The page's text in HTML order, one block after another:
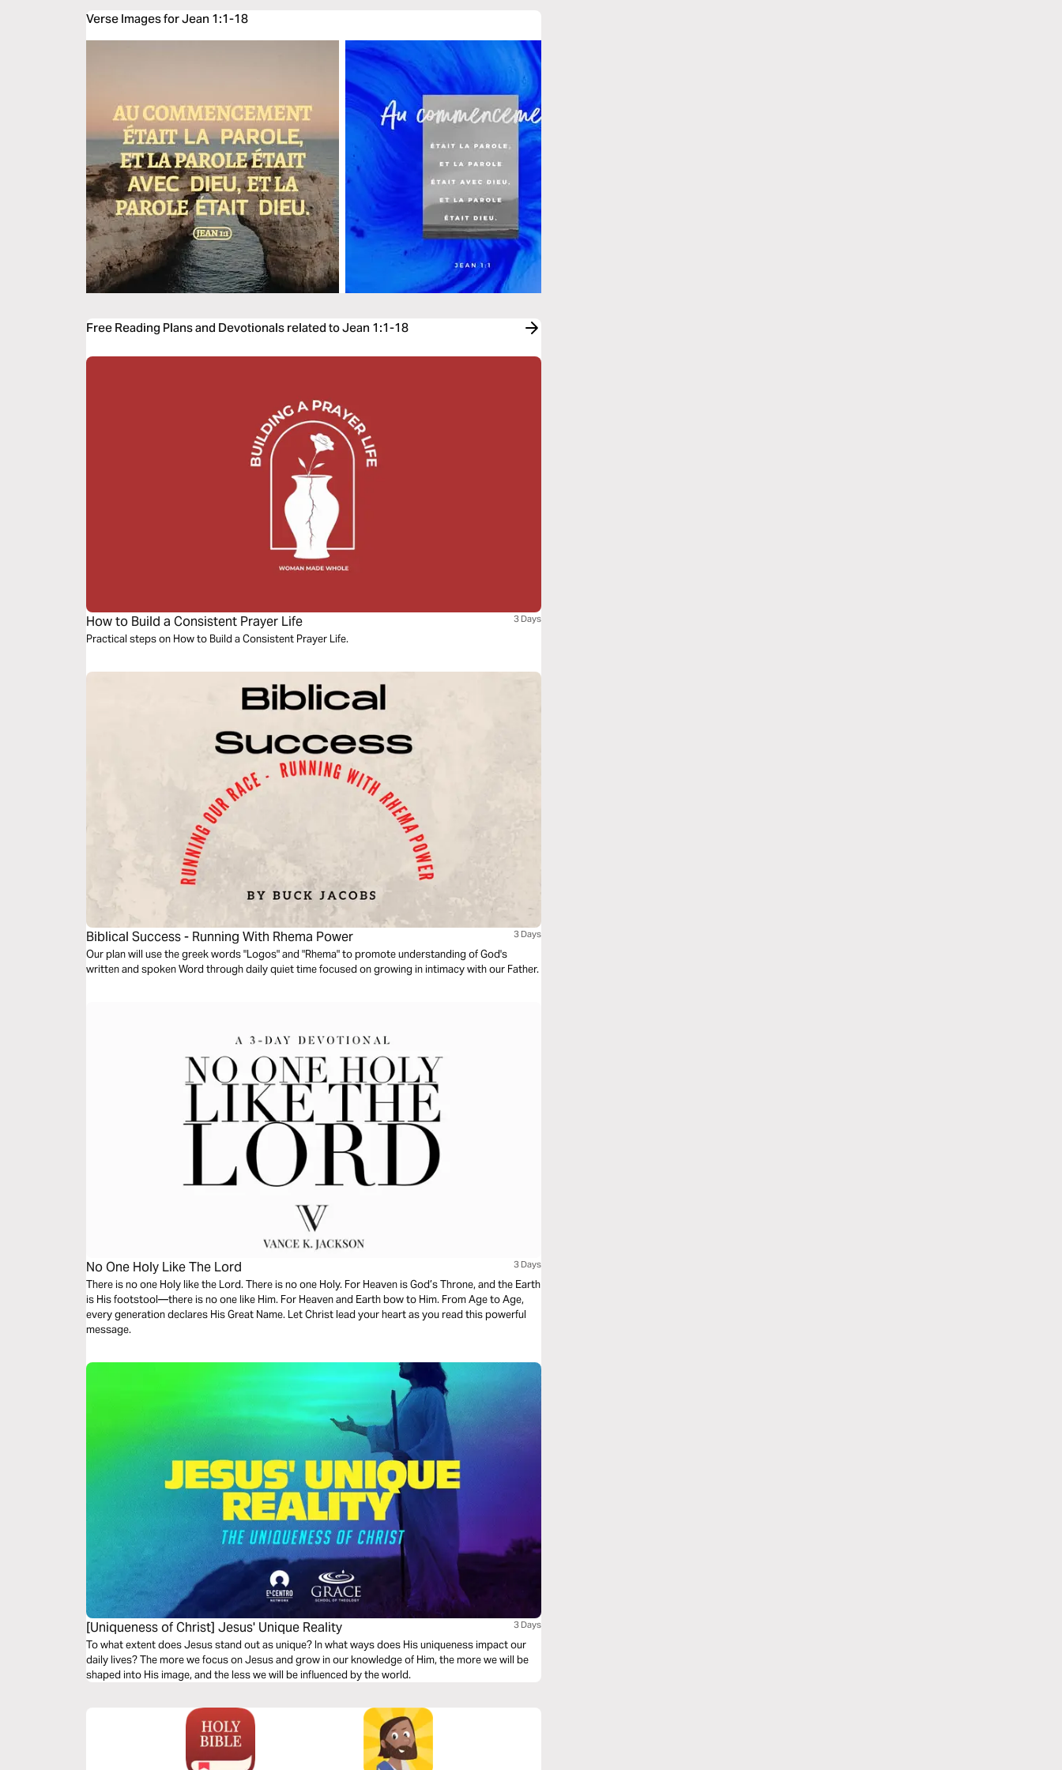
Verse Images for Jean 1:1-18
Free Reading Plans and Devotionals related to Jean 1:1-18
How to Build a Consistent Prayer Life 3 Days
Practical steps on How to Build a Consistent Prayer Life.
Biblical Success - Running With Rhema Power 3 Days
Our plan will use the greek words "Logos" and "Rhema" to promote understanding of God's
written and spoken Word through daily quiet time focused on growing in intimacy with our Father.
No One Holy Like The Lord 3 Days
There is no one Holy like the Lord. There is no one Holy. For Heaven is God’s Throne, and the Earth
is His footstool—there is no one like Him. For Heaven and Earth bow to Him. From Age to Age,
every generation declares His Great Name. Let Christ lead your heart as you read this powerful
message.
[Uniqueness of Christ] Jesus' Unique Reality 3 Days
To what extent does Jesus stand out as unique? In what ways does His uniqueness impact our
daily lives? The more we focus on Jesus and grow in our knowledge of Him, the more we will be
shaped into His image, and the less we will be influenced by the world.